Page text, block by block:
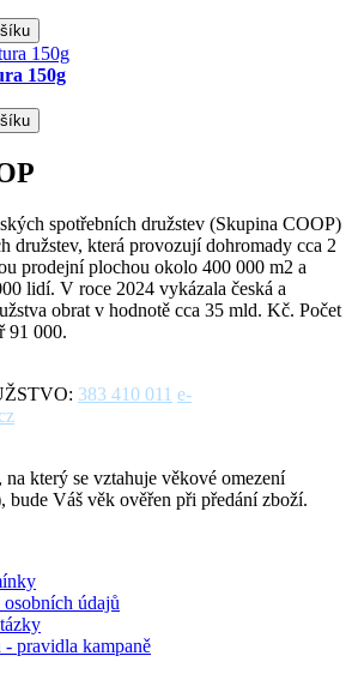
150g
spotřebních družstev (Skupina COOP)
družstev, která provozují dohromady cca 2
prodejní plochou okolo 400 000 m2 a
lidí. V roce 2024 vykázala česká a
obrat v hodnotě cca 35 mld. Kč. Počet
91 000.
383 410 011 e-
který se vztahuje věkové omezení
bude Váš věk ověřen při předání zboží.
údajů
pravidla kampaně